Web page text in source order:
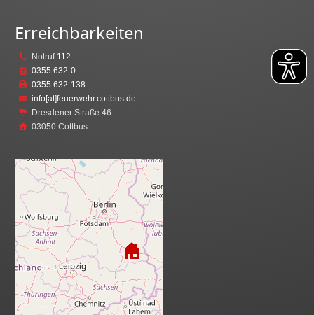
Erreichbarkeiten
Notruf 112
0355 632-0
0355 632-138
info[at]feuerwehr.cottbus.de
Dresdener Straße 46
03050 Cottbus